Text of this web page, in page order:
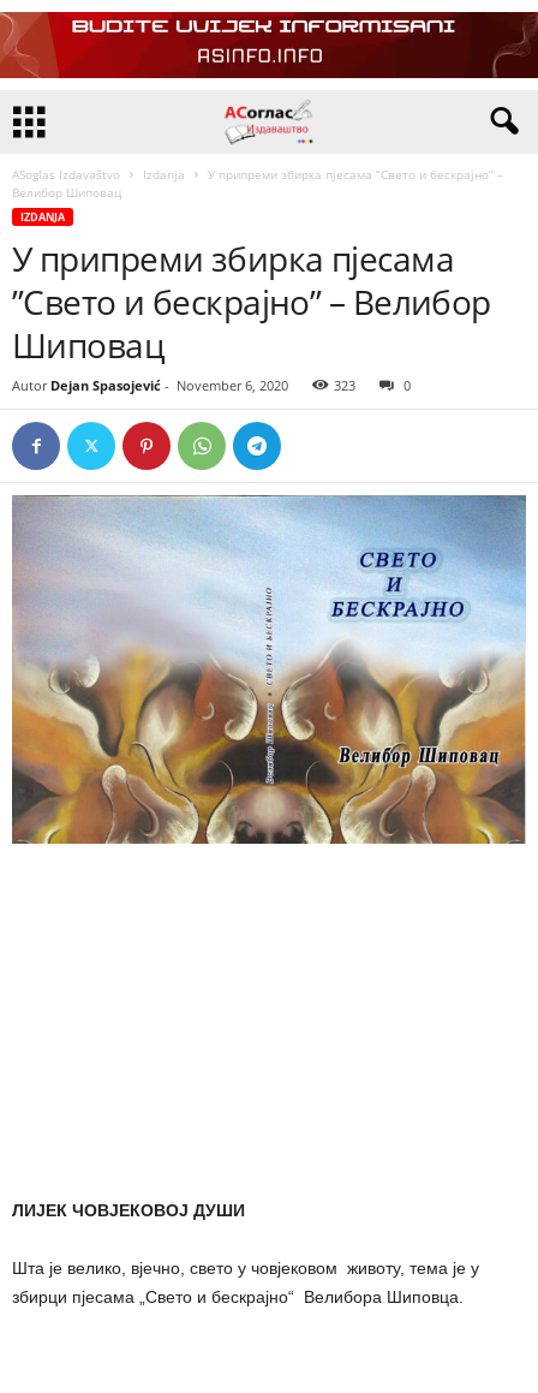
ASoglas Izdavaštvo Izdanja
У припреми збирка пјесама ”Свето и бескрајно” –
Велибор Шиповац
IZDANJA
У припреми збирка пјесама
”Свето и бескрајно” – Велибор
Шиповац
Autor Dejan Spasojević - November 6, 2020 323 0
ЛИЈЕК ЧОВЈЕКОВОЈ ДУШИ
Шта је велико, вјечно, свето у човјековом животу, тема је у
збирци пјесама „Свето и бескрајно“ Велибора Шиповца.